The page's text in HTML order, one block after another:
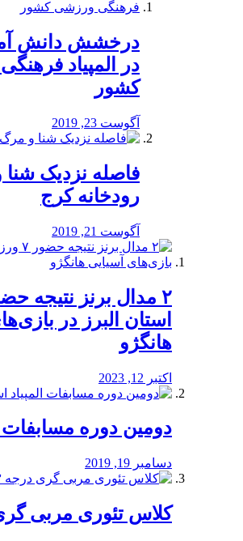
درخشش دانش
در المپیاد
کشور
آگوست 23, 2019
️فاصله نزدیک
رودخانه کرج
آگوست 21, 2019
استان البرز در
هانگژو
اکتبر 12, 2023
دومین دوره مسابفات
دسامبر 19, 2019
کلاس تئوری مربی گری